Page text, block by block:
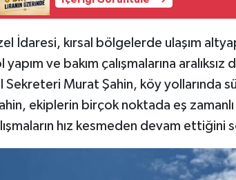
İdaresi, kırsal bölgelerde ulaşım
ve bakım çalışmalarına aralıksız
Sekreteri Murat Şahin, köy yollarında
ekiplerin birçok noktada eş zamanlı
hız kesmeden devam ettiğini